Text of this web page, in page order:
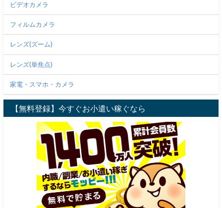
ビデオカメラ
フィルムカメラ
レンズ(ズーム)
レンズ(単焦点)
家電・スマホ・カメラ
【無料登録】今すぐお小遣い稼ぐなら